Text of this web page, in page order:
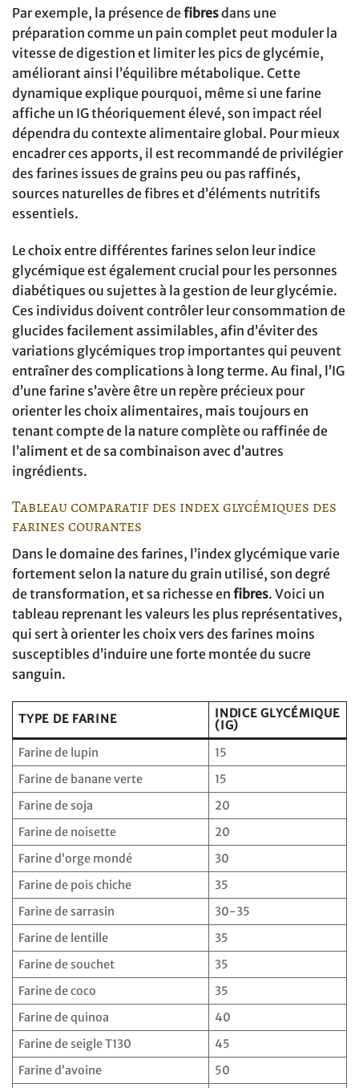
Par exemple, la présence defibresdans une
préparation comme un pain complet peut moduler la
vitesse de digestion et limiter les pics de glycémie,
améliorant ainsi l’équilibre métabolique. Cette
dynamique explique pourquoi, même si une farine
affiche un IG théoriquement élevé, son impact réel
dépendra du contexte alimentaire global. Pour mieux
encadrer ces apports, il est recommandé de privilégier
des farines issues de grains peu ou pas raffinés,
sources naturelles de fibres et d’éléments nutritifs
essentiels.
Le choix entre différentes farines selon leur indice
glycémique est également crucial pour les personnes
diabétiques ou sujettes à la gestion de leur glycémie.
Ces individus doivent contrôler leur consommation de
glucides facilement assimilables, afin d’éviter des
variations glycémiques trop importantes qui peuvent
entraîner des complications à long terme. Au final, l’IG
d’une farine s’avère être un repère précieux pour
orienter les choix alimentaires, mais toujours en
tenant compte de la nature complète ou raffinée de
l’aliment et de sa combinaison avec d’autres
ingrédients.
Tableau comparatif des index glycémiques des
farines courantes
Dans le domaine des farines, l’index glycémique varie
fortement selon la nature du grain utilisé, son degré
de transformation, et sa richesse en fibres. Voici un
tableau reprenant les valeurs les plus représentatives,
qui sert à orienter les choix vers des farines moins
susceptibles d’induire une forte montée du sucre
sanguin.
TYPE DE FARINE
INDICE GLYCÉMIQUE
(IG)
Farine de lupin
15
Farine de banane verte
15
Farine de soja
20
Farine de noisette
20
Farine d’orge mondé
30
Farine de pois chiche
35
Farine de sarrasin
30-35
Farine de lentille
35
Farine de souchet
35
Farine de coco
35
Farine de quinoa
40
Farine de seigle T130
45
Farine d’avoine
50